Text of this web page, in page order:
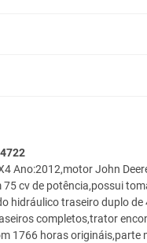
Ano:2012,motor John
cv de potência,possui
hidráulico traseiro duplo de
completos,trator
1766 horas origináis,parte